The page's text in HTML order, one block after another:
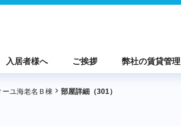
入居者様へ ご挨拶 弊社の賃貸管理
ーユ海老名Ｂ棟 部屋詳細（301）